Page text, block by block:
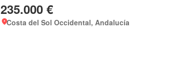
235.000 €
Costa del Sol Occidental, Andalucía